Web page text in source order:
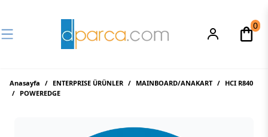
0
Anasayfa / ENTERPRISE ÜRÜNLER / MAINBOARD/ANAKART / HCI R840
/ POWEREDGE